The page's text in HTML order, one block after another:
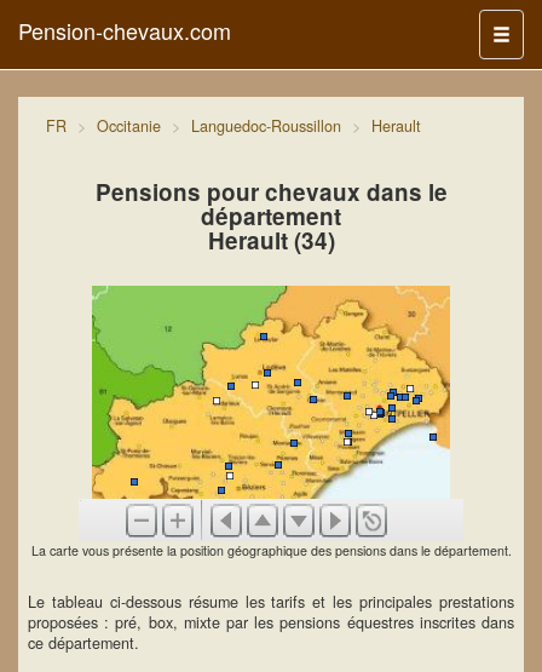
Menu
Pension-chevaux.com
FR Occitanie Languedoc-Roussillon Herault
Pensions pour chevaux dans le
département
Herault (34)
La carte vous présente la position géographique des pensions dans le département.
Le tableau ci-dessous résume les tarifs et les principales prestations
proposées : pré, box, mixte par les pensions équestres inscrites dans
ce département.